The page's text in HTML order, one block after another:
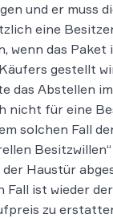
und er muss
eine
wenn das Paket
gestellt
das Abstellen
nicht für eine
solchen Fall
Haustür
Fall ist wieder
zu